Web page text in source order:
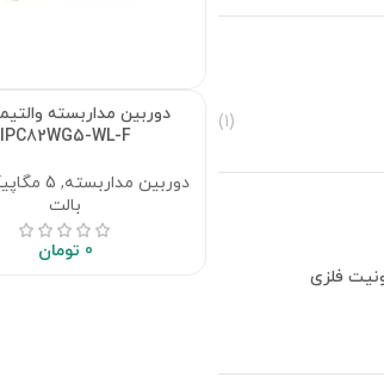
(1)
IPC82WG5-WL-F
دوربین مداربسته, 5 مگاپیکسل
بالت
0 تومان